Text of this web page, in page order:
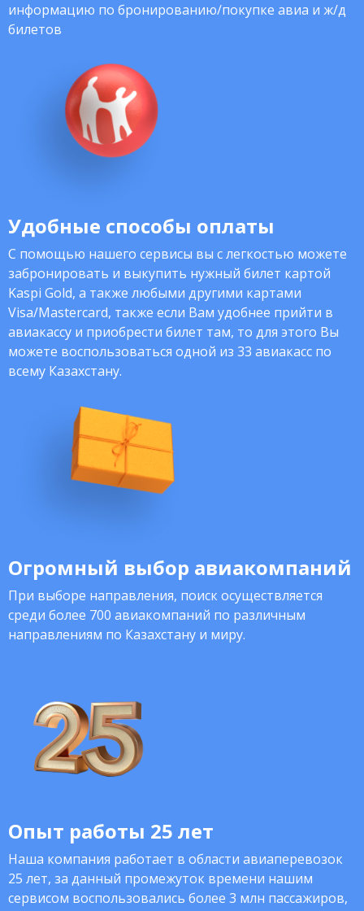
информацию по бронированию/покупке авиа и ж/д
билетов
Удобные способы оплаты
С помощью нашего сервисы вы с легкостью можете
забронировать и выкупить нужный билет картой
Kaspi Gold, а также любыми другими картами
Visa/Mastercard, также если Вам удобнее прийти в
авиакассу и приобрести билет там, то для этого Вы
можете воспользоваться одной из 33 авиакасс по
всему Казахстану.
Огромный выбор авиакомпаний
При выборе направления, поиск осуществляется
среди более 700 авиакомпаний по различным
направлениям по Казахстану и миру.
Опыт работы 25 лет
Наша компания работает в области авиаперевозок
25 лет, за данный промежуток времени нашим
сервисом воспользовались более 3 млн пассажиров,